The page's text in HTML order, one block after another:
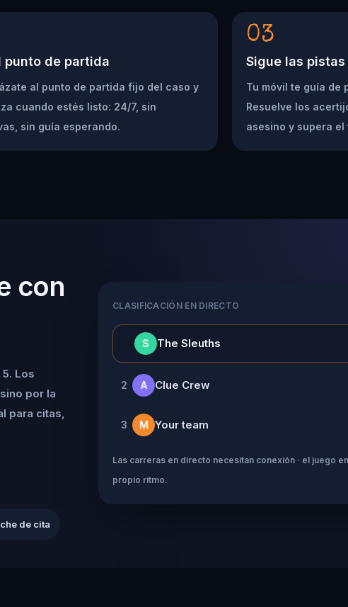
punto de partida
al punto de partida fijo del caso y
cuando estés listo: 24/7, sin
sin guía esperando.
03
Sigue las pistas
Tu móvil te guía de
Resuelve los
asesino y supera el
con
Los
por la
para citas,
de cita
CLASIFICACIÓN EN DIRECTO
S The Sleuths
2 A Clue Crew
3 M Your team
Las carreras en directo necesitan conexión · el juego
propio ritmo.